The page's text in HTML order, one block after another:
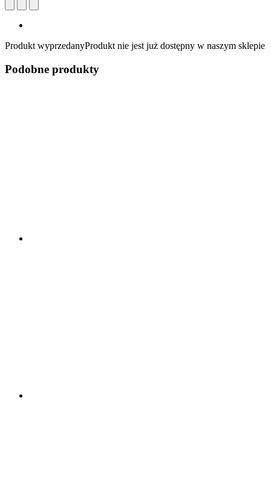
Produkt wyprzedanyProdukt nie jest już dostępny w naszym sklepie
Podobne produkty